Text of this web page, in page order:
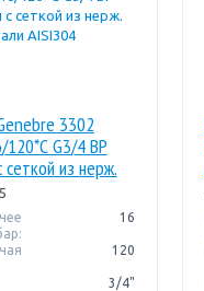
3302
120*С G3/4 ВР
сеткой из нерж.
16
120
3/4"